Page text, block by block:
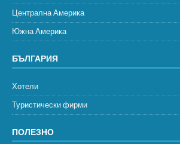
Централна Америка
Южна Америка
БЪЛГАРИЯ
Хотели
Туристически фирми
ПОЛЕЗНО